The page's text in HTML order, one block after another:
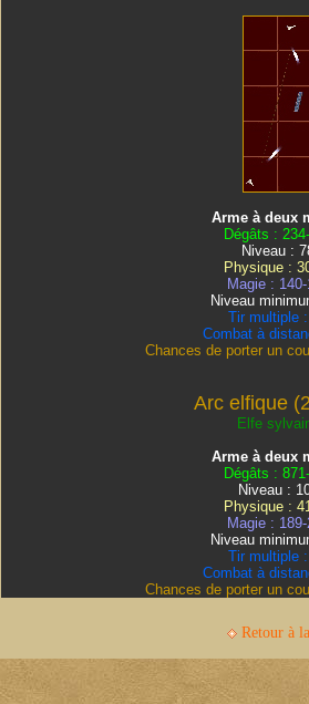
Arme à deux
Dégâts :
Niveau :
Physique :
Magie :
Niveau
Tir multiple
Combat à
Chances de porter un
Arc elfique
Elfe
Arme à deux
Dégâts :
Niveau :
Physique :
Magie :
Niveau
Tir multiple
Combat à
Chances de porter un
Retour à